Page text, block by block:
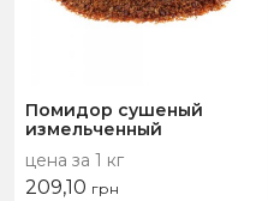
Помидор сушеный
измельченный
цена за 1 кг
209,10 грн